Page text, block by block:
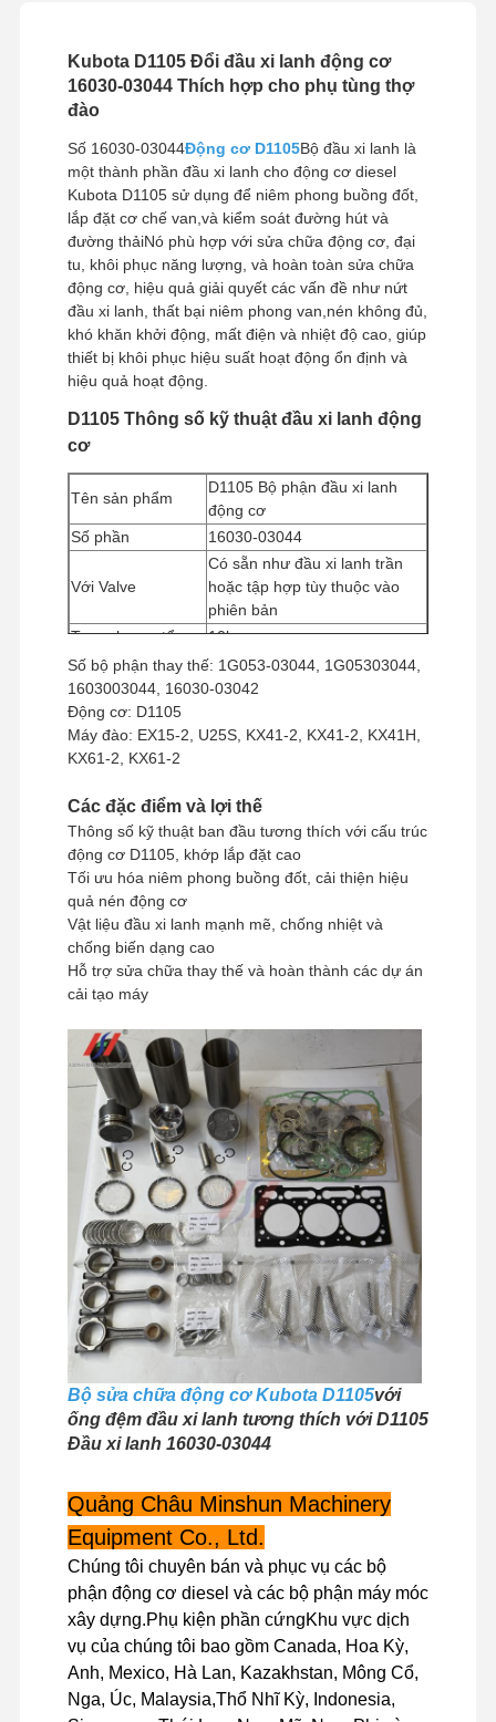
Nhà Sản Phẩm
Buổi Trình
Diễn VR
Về Chúng
Tôi
Chuyến
Tham Quan
Nhà Máy
Kiểm Soát
Chất Lượng
Liên Hệ Với
Chúng Tôi
Tin Tức
Hợp
động cơ Perkins
Động cơ Yanmar
động cơ Kubota
Động cơ Isuzu
Kubota D1105 Đổi đầu xi lanh động cơ
16030-03044 Thích hợp cho phụ tùng thợ
đào
Số 16030-03044Động cơ D1105Bộ đầu xi lanh là
một thành phần đầu xi lanh cho động cơ diesel
Kubota D1105 sử dụng để niêm phong buồng đốt,
lắp đặt cơ chế van,và kiểm soát đường hút và
đường thảiNó phù hợp với sửa chữa động cơ, đại
tu, khôi phục năng lượng, và hoàn toàn sửa chữa
động cơ, hiệu quả giải quyết các vấn đề như nứt
đầu xi lanh, thất bại niêm phong van,nén không đủ,
khó khăn khởi động, mất điện và nhiệt độ cao, giúp
thiết bị khôi phục hiệu suất hoạt động ổn định và
hiệu quả hoạt động.
D1105 Thông số kỹ thuật đầu xi lanh động
cơ
Tên sản phẩm
D1105 Bộ phận đầu xi lanh
động cơ
Số phần
16030-03044
Với Valve
Có sẵn như đầu xi lanh trần
hoặc tập hợp tùy thuộc vào
phiên bản
Trọng lượng tổng
10kg
Trọng lượng ròng
9kg
Kích thước
35*19*14CM
Số lượng đặt hàng
tối thiểu
1 miếng
Phương thức
Phương pháp vận
chuyển
UPS/DHL/EMS/TNT/FedEx
Số bộ phận thay thế: 1G053-03044, 1G05303044,
1603003044, 16030-03042
Động cơ: D1105
Máy đào: EX15-2, U25S, KX41-2, KX41-2, KX41H,
KX61-2, KX61-2
Các đặc điểm và lợi thế
Thông số kỹ thuật ban đầu tương thích với cấu trúc
động cơ D1105, khớp lắp đặt cao
Tối ưu hóa niêm phong buồng đốt, cải thiện hiệu
quả nén động cơ
Vật liệu đầu xi lanh mạnh mẽ, chống nhiệt và
chống biến dạng cao
Hỗ trợ sửa chữa thay thế và hoàn thành các dự án
cải tạo máy
Bộ sửa chữa động cơ Kubota D1105với
ống đệm đầu xi lanh tương thích với D1105
Đầu xi lanh 16030-03044
Quảng Châu Minshun Machinery
Equipment Co., Ltd.
Chúng tôi chuyên bán và phục vụ các bộ
phận động cơ diesel và các bộ phận máy móc
xây dựng.Phụ kiện phần cứngKhu vực dịch
vụ của chúng tôi bao gồm Canada, Hoa Kỳ,
Anh, Mexico, Hà Lan, Kazakhstan, Mông Cổ,
Nga, Úc, Malaysia,Thổ Nhĩ Kỳ, Indonesia,